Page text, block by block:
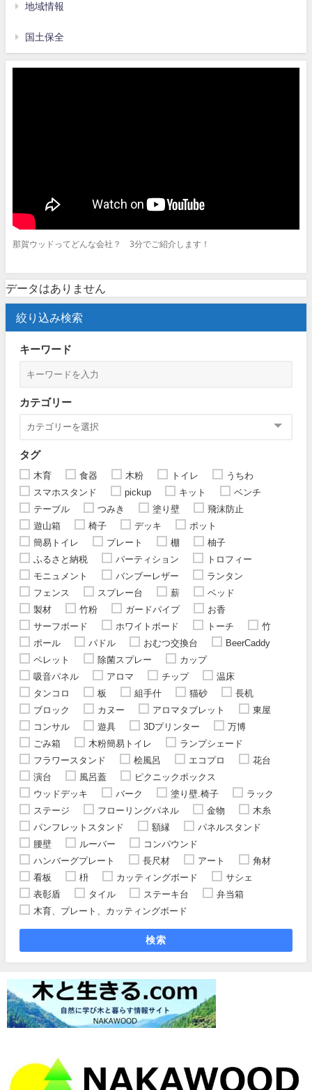
地域情報
国土保全
那賀ウッドってどんな会社？ 3分でご紹介します！
データはありません
絞り込み検索
キーワード
カテゴリー
タグ
木育 食器 木粉 トイレ
うちわ
スマホスタンド
pickup キット
ベンチ
テーブル
つみき 塗り壁
飛沫防止
遊山箱
椅子 デッキ
ポット
簡易トイレ
プレート 棚
柚子
ふるさと納税
パーティション
トロフィー
モニュメント
バンブーレザー
ランタン
フェンス
スプレー台 薪
ベッド
製材
竹粉 ガードパイプ
お香
サーフボード
ホワイトボード トーチ
竹
ポール
パドル おむつ交換台
BeerCaddy
ペレット
除菌スプレー
カップ
吸音パネル
アロマ チップ
温床
タンコロ
板 組手什 猫砂
長机
ブロック
カヌー アロマタブレット
東屋
コンサル
遊具 3Dプリンター
万博
ごみ箱
木粉簡易トイレ
ランプシェード
フラワースタンド
桧風呂 エコプロ
花台
演台
風呂蓋
ピクニックボックス
ウッドデッキ
バーク 塗り壁.椅子
ラック
ステージ
フローリングパネル 金物
木糸
パンフレットスタンド
額縁
パネルスタンド
腰壁
ルーバー
コンパウンド
ハンバーグプレート
長尺材 アート
角材
看板
枡 カッティングボード
サシェ
表彰盾
タイル ステーキ台
弁当箱
木育、プレート、カッティングボード
検索